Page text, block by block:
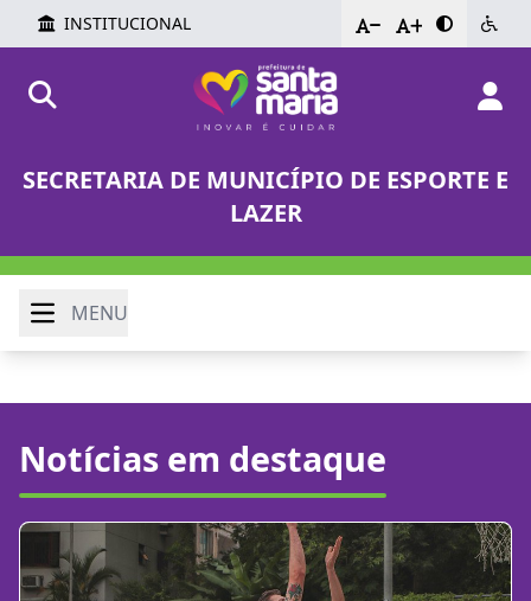
INSTITUCIONAL - +
SECRETARIA DE MUNICÍPIO DE ESPORTE E
LAZER
MENU
Notícias em destaque